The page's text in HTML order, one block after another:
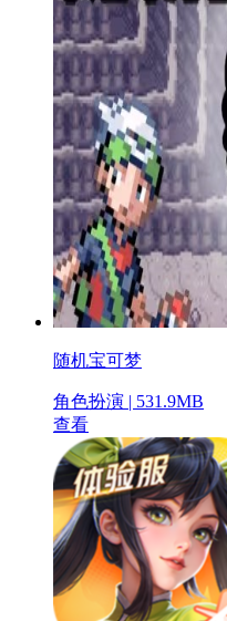
随机宝可梦
角色扮演 | 531.9MB
查看